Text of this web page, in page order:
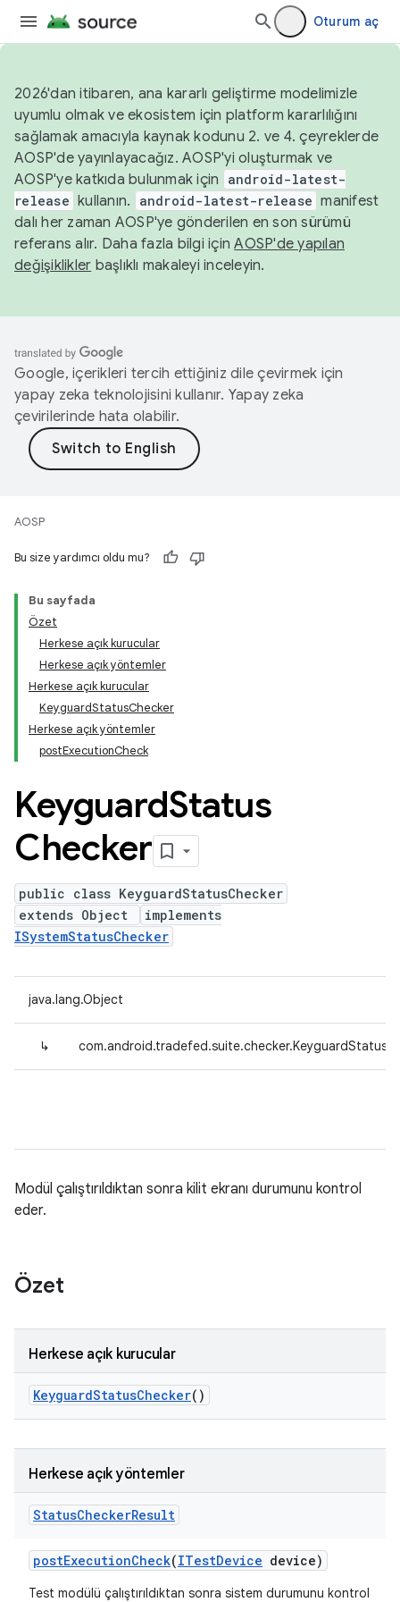
Oturum aç
2026'dan itibaren, ana kararlı geliştirme modelimizle
uyumlu olmak ve ekosistem için platform kararlılığını
sağlamak amacıyla kaynak kodunu 2. ve 4. çeyreklerde
AOSP'de yayınlayacağız. AOSP'yi oluşturmak ve
AOSP'ye katkıda bulunmak için
android-latest-
release kullanın. android-latest-release manifest
dalı her zaman AOSP'ye gönderilen en son sürümü
referans alır. Daha fazla bilgi içinAOSP'de yapılan
değişiklikler başlıklı makaleyi inceleyin.
Google, içerikleri tercih ettiğiniz dile çevirmek için
yapay zeka teknolojisini kullanır. Yapay zeka
çevirilerinde hata olabilir.
AOSP
Bu size yardımcı oldu mu?
Bu sayfada
Özet
Herkese açık kurucular
Herkese açık yöntemler
Herkese açık kurucular
KeyguardStatusChecker
Herkese açık yöntemler
postExecutionCheck
KeyguardStatus
Checker
public class KeyguardStatusChecker
extends Object
implements
ISystemStatusChecker
java.lang.Object
↳
Modül çalıştırıldıktan sonra kilit ekranı durumunu kontrol
eder.
Özet
Herkese açık kurucular
KeyguardStatusChecker()
Herkese açık yöntemler
StatusCheckerResult
postExecutionCheck(ITestDevice device)
Test modülü çalıştırıldıktan sonra sistem durumunu kontrol